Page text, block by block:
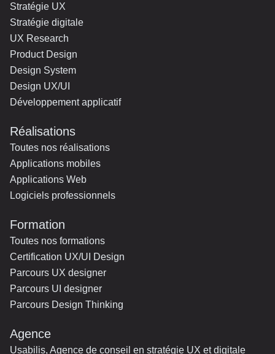
Stratégie UX
Stratégie digitale
UX Research
Product Design
Design System
Design UX/UI
Développement applicatif
Réalisations
Toutes nos réalisations
Applications mobiles
Applications Web
Logiciels professionnels
Formation
Toutes nos formations
Certification UX/UI Design
Parcours UX designer
Parcours UI designer
Parcours Design Thinking
Agence
Usabilis, Agence de conseil en stratégie UX et digitale